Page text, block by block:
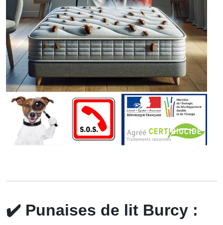
✔️ Punaises de lit Burcy :